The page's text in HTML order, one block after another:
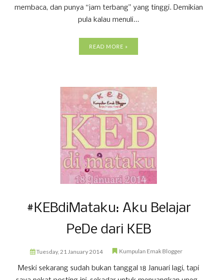
membaca, dan punya “jam terbang” yang tinggi. Demikian
pula kalau menuli...
READ MORE »
#KEBdiMataku: Aku Belajar
PeDe dari KEB
Tuesday, 21 January 2014 Kumpulan Emak Blogger
Meski sekarang sudah bukan tanggal 18 Januari lagi, tapi